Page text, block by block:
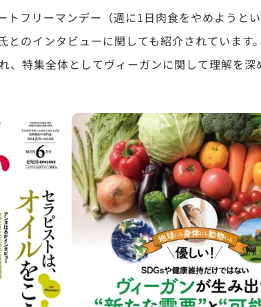
トフリーマンデー（週に1日肉食をやめようと
とのインタビューに関しても紹介されています
、特集全体としてヴィーガンに関して理解を深